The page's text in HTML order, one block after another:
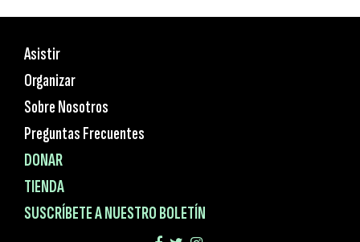
Asistir
Organizar
Sobre Nosotros
Preguntas Frecuentes
DONAR
TIENDA
SUSCRÍBETE A NUESTRO BOLETÍN